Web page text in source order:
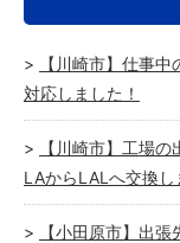
【川崎市】仕事
対応しました！
【川崎市】工場
LAからLALへ交換し
【小田原市】出